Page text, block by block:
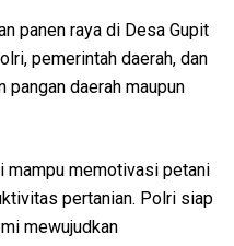
panen raya di Desa Gupit
pemerintah daerah, dan
pangan daerah maupun
mampu memotivasi petani
pertanian. Polri siap
mewujudkan